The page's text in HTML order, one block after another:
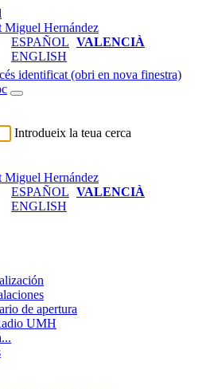
ESPAÑOL VALENCIÀ
ENGLISH
identificat (obri en nova finestra)
Introdueix la teua cerca
ESPAÑOL VALENCIÀ
ENGLISH
de apertura
UMH